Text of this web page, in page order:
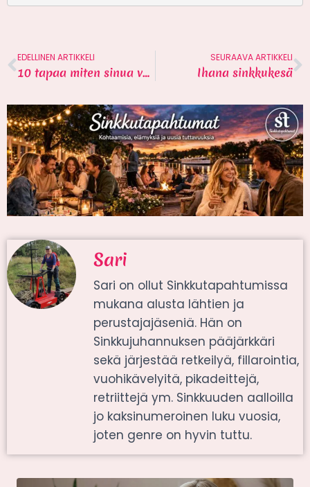
EDELLINEN ARTIKKELI
10 tapaa miten sinua voidaan sumuttaa
SEURAAVA ARTIKKELI
Ihana sinkkukesä
Sari
Sari on ollut Sinkkutapahtumissa
mukana alusta lähtien ja
perustajajäseniä. Hän on
Sinkkujuhannuksen pääjärkkäri
sekä järjestää retkeilyä, fillarointia,
vuohikävelyitä, pikadeittejä,
retriittejä ym. Sinkkuuden aalloilla
jo kaksinumeroinen luku vuosia,
joten genre on hyvin tuttu.